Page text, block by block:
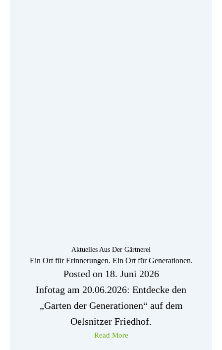
Aktuelles Aus Der Gärtnerei
Ein Ort für Erinnerungen. Ein Ort für Generationen.
Posted on 18. Juni 2026
Infotag am 20.06.2026: Entdecke den
„Garten der Generationen“ auf dem
Oelsnitzer Friedhof.
Read More